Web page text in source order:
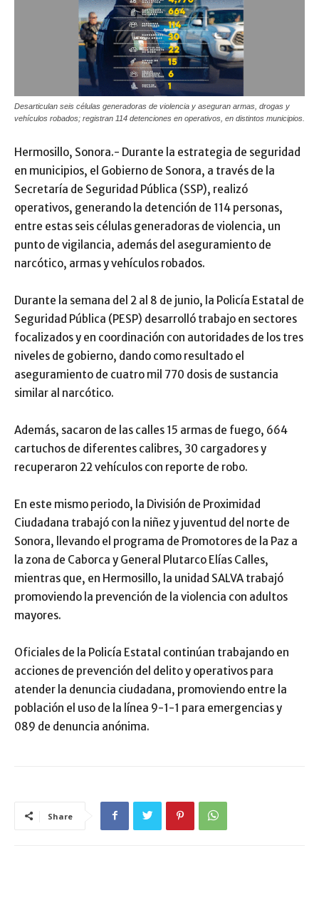
Desarticulan seis células generadoras de violencia y aseguran armas, drogas y
vehículos robados; registran 114 detenciones en operativos, en distintos municipios.
Hermosillo, Sonora.- Durante la estrategia de seguridad
en municipios, el Gobierno de Sonora, a través de la
Secretaría de Seguridad Pública (SSP), realizó
operativos, generando la detención de 114 personas,
entre estas seis células generadoras de violencia, un
punto de vigilancia, además del aseguramiento de
narcótico, armas y vehículos robados.
Durante la semana del 2 al 8 de junio, la Policía Estatal de
Seguridad Pública (PESP) desarrolló trabajo en sectores
focalizados y en coordinación con autoridades de los tres
niveles de gobierno, dando como resultado el
aseguramiento de cuatro mil 770 dosis de sustancia
similar al narcótico.
Además, sacaron de las calles 15 armas de fuego, 664
cartuchos de diferentes calibres, 30 cargadores y
recuperaron 22 vehículos con reporte de robo.
En este mismo periodo, la División de Proximidad
Ciudadana trabajó con la niñez y juventud del norte de
Sonora, llevando el programa de Promotores de la Paz a
la zona de Caborca y General Plutarco Elías Calles,
mientras que, en Hermosillo, la unidad SALVA trabajó
promoviendo la prevención de la violencia con adultos
mayores.
Oficiales de la Policía Estatal continúan trabajando en
acciones de prevención del delito y operativos para
atender la denuncia ciudadana, promoviendo entre la
población el uso de la línea 9-1-1 para emergencias y
089 de denuncia anónima.
Share